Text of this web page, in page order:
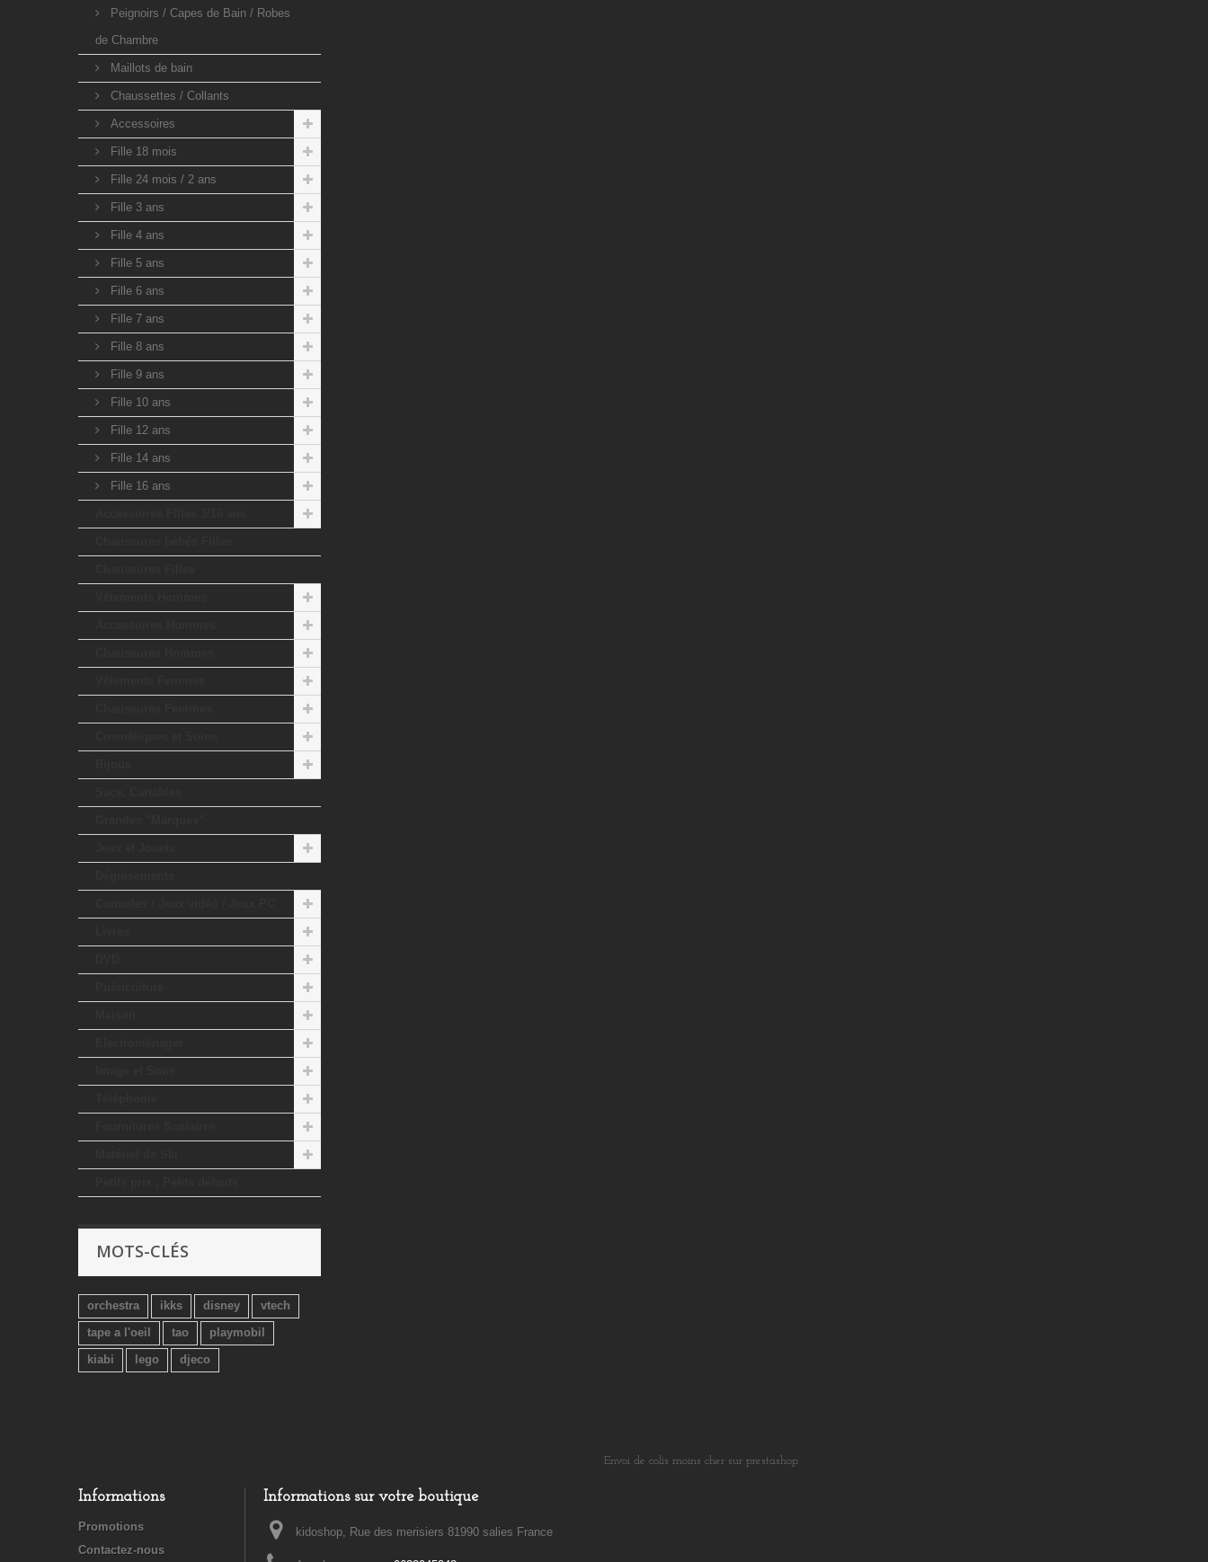
Peignoirs / Capes de Bain / Robes
de Chambre
Maillots de bain
Chaussettes / Collants
Accessoires
Fille 18 mois
Fille 24 mois / 2 ans
Fille 3 ans
Fille 4 ans
Fille 5 ans
Fille 6 ans
Fille 7 ans
Fille 8 ans
Fille 9 ans
Fille 10 ans
Fille 12 ans
Fille 14 ans
Fille 16 ans
MOTS-CLÉS
orchestra ikks disney
vtech
tape a l'oeil
tao
playmobil
kiabi
lego djeco
Informations
Promotions
Contactez-nous
Informations sur votre boutique
kidoshop, Rue des merisiers 81990 salies France
Envoi de colis moins cher sur prestashop